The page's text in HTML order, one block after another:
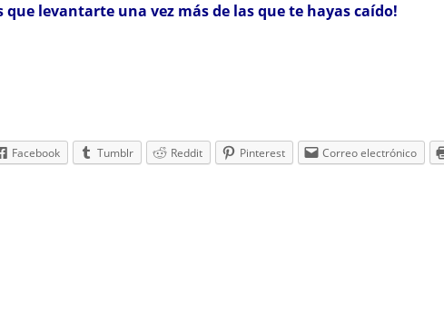
que levantarte una vez más de las que te hayas caído!
Facebook Tumblr Reddit Pinterest Correo electrónico